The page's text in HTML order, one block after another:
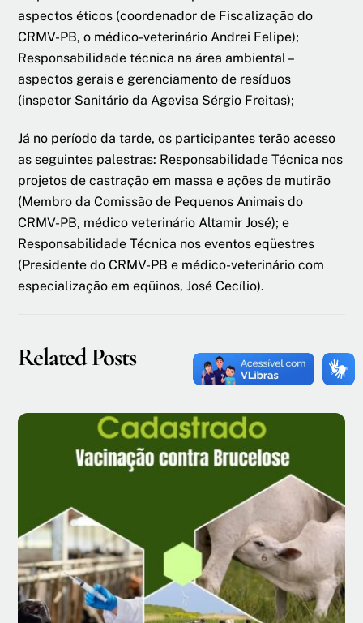
aspectos éticos (coordenador de Fiscalização do
CRMV-PB, o médico-veterinário Andrei Felipe);
Responsabilidade técnica na área ambiental –
aspectos gerais e gerenciamento de resíduos
(inspetor Sanitário da Agevisa Sérgio Freitas);
Já no período da tarde, os participantes terão acesso
as seguintes palestras: Responsabilidade Técnica nos
projetos de castração em massa e ações de mutirão
(Membro da Comissão de Pequenos Animais do
CRMV-PB, médico veterinário Altamir José); e
Responsabilidade Técnica nos eventos eqüestres
(Presidente do CRMV-PB e médico-veterinário com
especialização em eqüinos, José Cecílio).
Related Posts